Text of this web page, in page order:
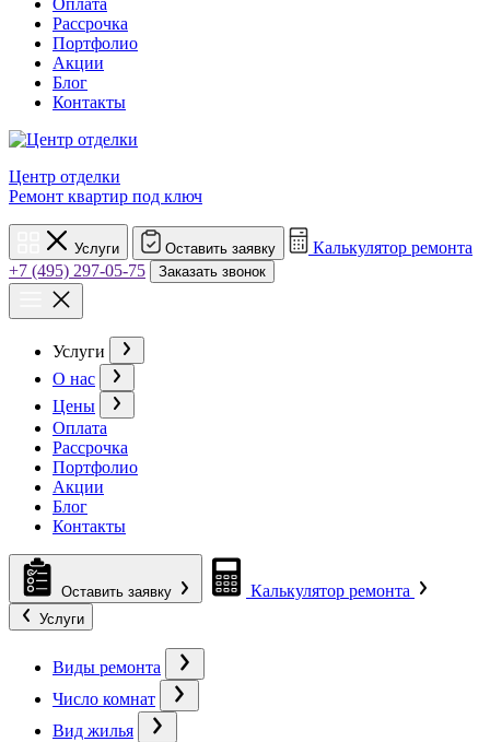
Оплата
Рассрочка
Портфолио
Акции
Блог
Контакты
Центр отделки
Ремонт квартир под ключ
Услуги Оставить заявку
Калькулятор ремонта
+7 (495) 297-05-75
Заказать звонок
Услуги
О нас
Цены
Оплата
Рассрочка
Портфолио
Акции
Блог
Контакты
Оставить заявку Калькулятор ремонта
Услуги
Виды ремонта
Число комнат
Вид жилья